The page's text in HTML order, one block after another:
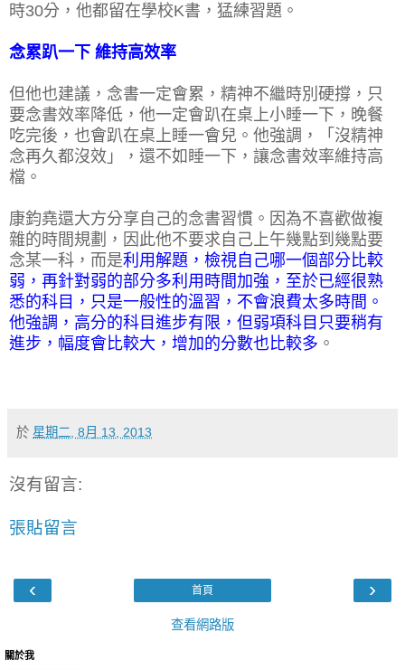
時30分，他都留在學校K書，猛練習題。
念累趴一下 維持高效率
但他也建議，念書一定會累，精神不繼時別硬撐，只
要念書效率降低，他一定會趴在桌上小睡一下，晚餐
吃完後，也會趴在桌上睡一會兒。他強調，「沒精神
念再久都沒效」，還不如睡一下，讓念書效率維持高
檔。
康鈞堯還大方分享自己的念書習慣。因為不喜歡做複
雜的時間規劃，因此他不要求自己上午幾點到幾點要
念某一科，而是利用解題，檢視自己哪一個部分比較
弱，再針對弱的部分多利用時間加強，至於已經很熟
悉的科目，只是一般性的溫習，不會浪費太多時間。
他強調，高分的科目進步有限，但弱項科目只要稍有
進步，幅度會比較大，增加的分數也比較多 。
於 星期二, 8月 13, 2013
沒有留言:
張貼留言
‹ ›
首頁
查看網路版
關於我